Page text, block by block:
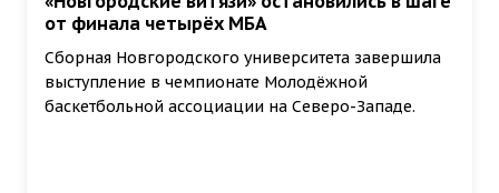
от финала четырёх МБА
Сборная Новгородского университета завершила
выступление в чемпионате Молодёжной
баскетбольной ассоциации на Северо-Западе.